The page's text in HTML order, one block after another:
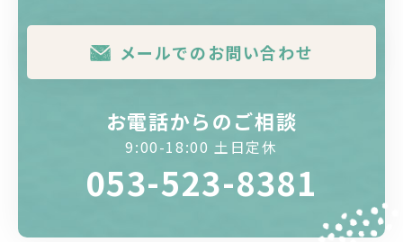
メールでのお問い合わせ
お電話からのご相談
9:00-18:00 土日定休
053-523-8381